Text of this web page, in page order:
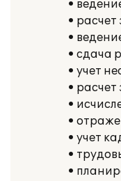
•
•
•
• сдача
• учет
•
•
•
• учет
•
•